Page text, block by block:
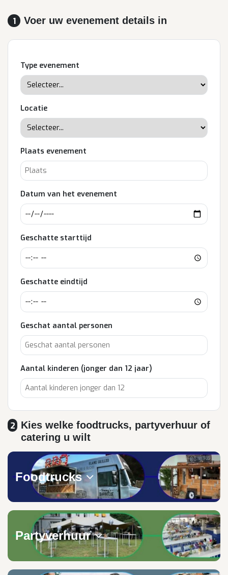
1 Voer uw evenement details in
Type evenement
Locatie
Plaats evenement
Datum van het evenement
Geschatte starttijd
Geschatte eindtijd
Geschat aantal personen
Aantal kinderen (jonger dan 12 jaar)
2
Kies welke foodtrucks, partyverhuur of
catering u wilt
Foodtrucks
Partyverhuur